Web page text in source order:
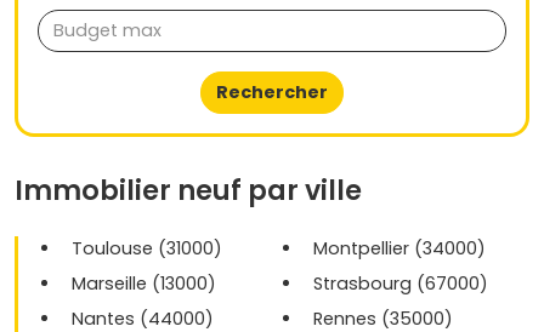
Rechercher
Immobilier neuf par ville
Toulouse (31000)
Montpellier (34000)
Marseille (13000)
Strasbourg (67000)
Nantes (44000)
Rennes (35000)